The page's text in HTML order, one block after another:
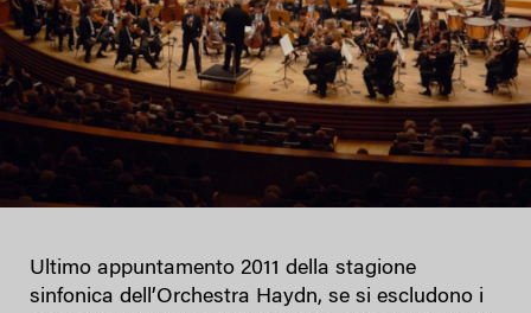
Ultimo appuntamento 2011 della stagione
sinfonica dell’Orchestra Haydn, se si escludono i